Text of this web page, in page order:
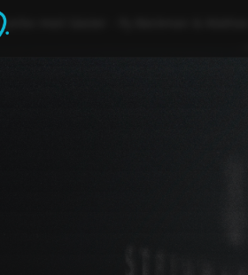
Carbe med Gäster - Py Bäckman &